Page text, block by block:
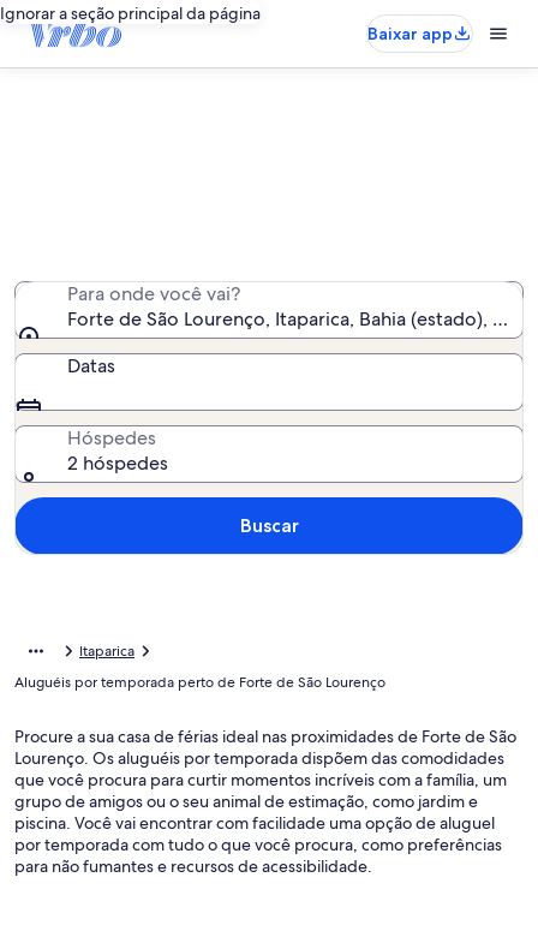
Ignorar a seção principal da página
Baixar app
Para onde você vai?
Forte de São Lourenço, Itaparica, Bahia (estado), Brasil
Datas
Hóspedes
2 hóspedes
Buscar
Itaparica
Aluguéis por temporada perto de Forte de São Lourenço
Procure a sua casa de férias ideal nas proximidades de Forte de São
Lourenço. Os aluguéis por temporada dispõem das comodidades
que você procura para curtir momentos incríveis com a família, um
grupo de amigos ou o seu animal de estimação, como jardim e
piscina. Você vai encontrar com facilidade uma opção de aluguel
por temporada com tudo o que você procura, como preferências
para não fumantes e recursos de acessibilidade.